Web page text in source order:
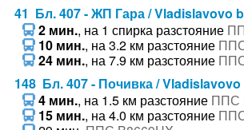
41 Бл. 407 - ЖП Гара / Vladislavovo
2 мин., на 1 спирка разстояние
10 мин., на 3.2 км разстояние
24 мин., на 7.9 км разстояние
148 Бл. 407 - Почивка /
4 мин., на 1.5 км разстояние ППС
15 мин., на 4.0 км разстояние